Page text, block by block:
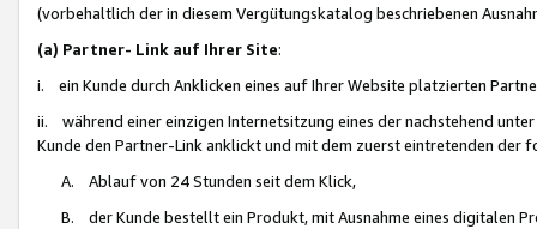
(vorbehaltlich der in diesem Vergütungskatalog beschriebenen
(a) Partner- Link auf Ihrer Site:
i. ein Kunde durch Anklicken eines auf Ihrer Website platzierten
ii. während einer einzigen Internetsitzung eines der nachstehend
Kunde den Partner-Link anklickt und mit dem zuerst eintretenden der
A. Ablauf von 24 Stunden seit dem Klick,
B. der Kunde bestellt ein Produkt, mit Ausnahme eines digitalen